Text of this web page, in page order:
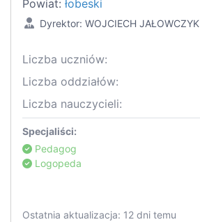
Powiat: łobeski
Dyrektor: WOJCIECH JAŁOWCZYK
Liczba uczniów:
Liczba oddziałów:
Liczba nauczycieli:
Specjaliści:
Pedagog
Logopeda
Ostatnia aktualizacja: 12 dni temu